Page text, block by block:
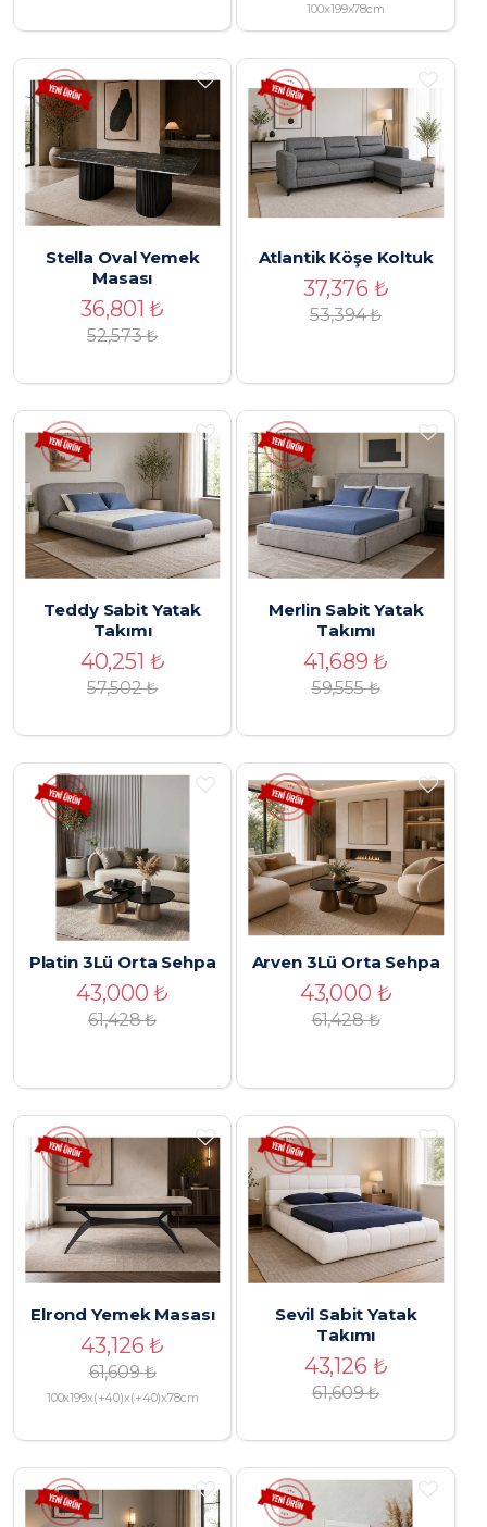
100x199x78cm
Stella Oval Yemek
Masası
36,801₺
52,573₺
Atlantik Köşe Koltuk
37,376 ₺
53,394₺
Teddy Sabit Yatak
Takımı
40,251 ₺
57,502₺
Merlin Sabit Yatak
Takımı
41,689₺
59,555₺
Platin 3Lü Orta Sehpa
43,000₺
61,428₺
Arven 3Lü Orta Sehpa
43,000 ₺
61,428₺
Elrond Yemek Masası
43,126₺
61,609₺
100x199x(+40)x(+40)x78cm
Sevil Sabit Yatak
Takımı
43,126 ₺
61,609₺